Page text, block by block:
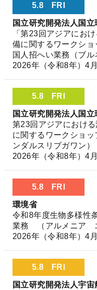
5.8 FRI
国立研究開発法人国
「第23回アジアにお
備に関するワークシ
国人招へい業務（ブ
2026年（令和8年）4
5.8 FRI
国立研究開発法人国
第23回アジアにおけ
に関するワークショ
ンダルスリブガワン）
2026年（令和8年）4
5.8 FRI
環境省
令和8年度生物多様性
業務 （アルメニア
2026年（令和8年）4
5.8 FRI
国立研究開発法人宇